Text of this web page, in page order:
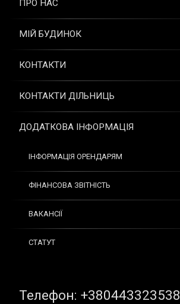
ПРО НАС
МІЙ БУДИНОК
КОНТАКТИ
КОНТАКТИ ДІЛЬНИЦЬ
ДОДАТКОВА ІНФОРМАЦІЯ
ІНФОРМАЦІЯ ОРЕНДАРЯМ
ФІНАНСОВА ЗВІТНІСТЬ
ВАКАНСІЇ
СТАТУТ
Tel:
Телефон: +380443323538